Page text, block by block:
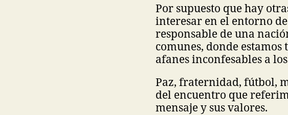
Por supuesto que hay
interesar en el entorno
responsable de una
comunes, donde
afanes inconfesables a
Paz, fraternidad, fútbol,
del encuentro que
mensaje y sus valores.